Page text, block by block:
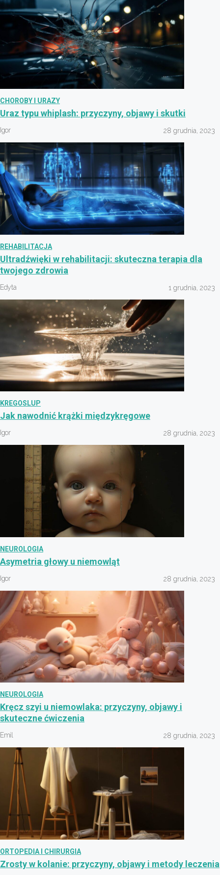
CHOROBY I URAZY
Uraz typu whiplash: przyczyny, objawy i skutki
Igor 28 grudnia, 2023
REHABILITACJA
Ultradźwięki w rehabilitacji: skuteczna terapia dla
twojego zdrowia
Edyta 1 grudnia, 2023
KREGOSLUP
Jak nawodnić krążki międzykręgowe
Igor 28 grudnia, 2023
NEUROLOGIA
Asymetria głowy u niemowląt
Igor 28 grudnia, 2023
NEUROLOGIA
Kręcz szyi u niemowlaka: przyczyny, objawy i
skuteczne ćwiczenia
Emil 28 grudnia, 2023
ORTOPEDIA I CHIRURGIA
Zrosty w kolanie: przyczyny, objawy i metody leczenia